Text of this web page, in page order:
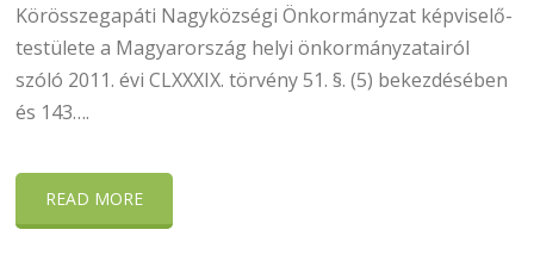
Körösszegapáti Nagyközségi Önkormányzat képviselő-
testülete a Magyarország helyi önkormányzatairól
szóló 2011. évi CLXXXIX. törvény 51. §. (5) bekezdésében
és 143….
READ MORE